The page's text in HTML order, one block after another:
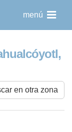
menú
en otra zona